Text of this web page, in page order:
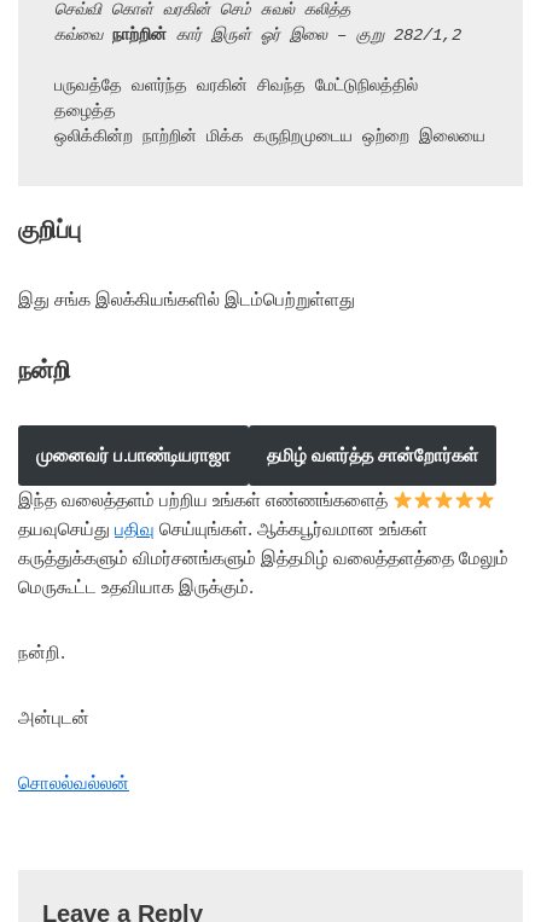
செவ்வி கொள் வரகின் செம் சுவல் கலித்த
கவ்வை நாற்றின் கார் இருள் ஓர் இலை – குறு 282/1,2
பருவத்தே வளர்ந்த வரகின் சிவந்த மேட்டுநிலத்தில்
தழைத்த
ஒலிக்கின்ற நாற்றின் மிக்க கருநிறமுடைய ஒற்றை இலையை
குறிப்பு
இது சங்க இலக்கியங்களில் இடம்பெற்றுள்ளது
நன்றி
முனைவர் ப.பாண்டியராஜா தமிழ் வளர்த்த சான்றோர்கள்
இந்த வலைத்தளம் பற்றிய உங்கள் எண்ணங்களைத்
தயவுசெய்து பதிவு செய்யுங்கள். ஆக்கபூர்வமான உங்கள்
கருத்துக்களும் விமர்சனங்களும் இத்தமிழ் வலைத்தளத்தை மேலும்
மெருகூட்ட உதவியாக இருக்கும்.
நன்றி.
அன்புடன்
சொலல்வல்லன்
Leave a Reply